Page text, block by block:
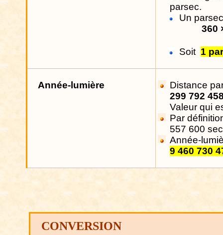
parsec.
Un
360
Soit 1
Année-lumière
Distance
299 792
Valeur qui
Par
557 600
Année-
9 460 730
CONVERSION